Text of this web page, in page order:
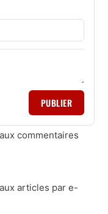
PUBLIER
commentaires
articles par e-